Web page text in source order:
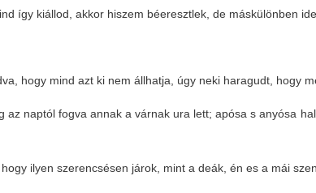
így kiállod, akkor hiszem béeresztlek, de máskülönben
hogy mind azt ki nem állhatja, úgy neki haragudt, hogy
az naptól fogva annak a várnak ura lett; apósa s anyósa
ilyen szerencsésen járok, mint a deák, én es a mái